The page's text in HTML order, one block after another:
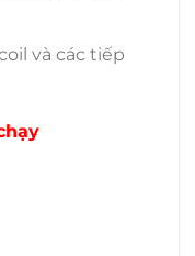
và các tiếp